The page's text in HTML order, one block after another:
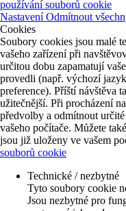
používání souborů cookie
NastaveníOdmítnout
Cookies
Soubory cookies jsou malé
vašeho zařízení při
určitou dobu zapamatují
provedli (např. výchozí
preference). Příští návštěva
užitečnější. Při procházení
předvolby a odmítnout
vašeho počítače. Můžete
jsou již uloženy ve vašem
souborů cookie
Technické / nezbytné
Tyto soubory cookie
Jsou nezbytné pro